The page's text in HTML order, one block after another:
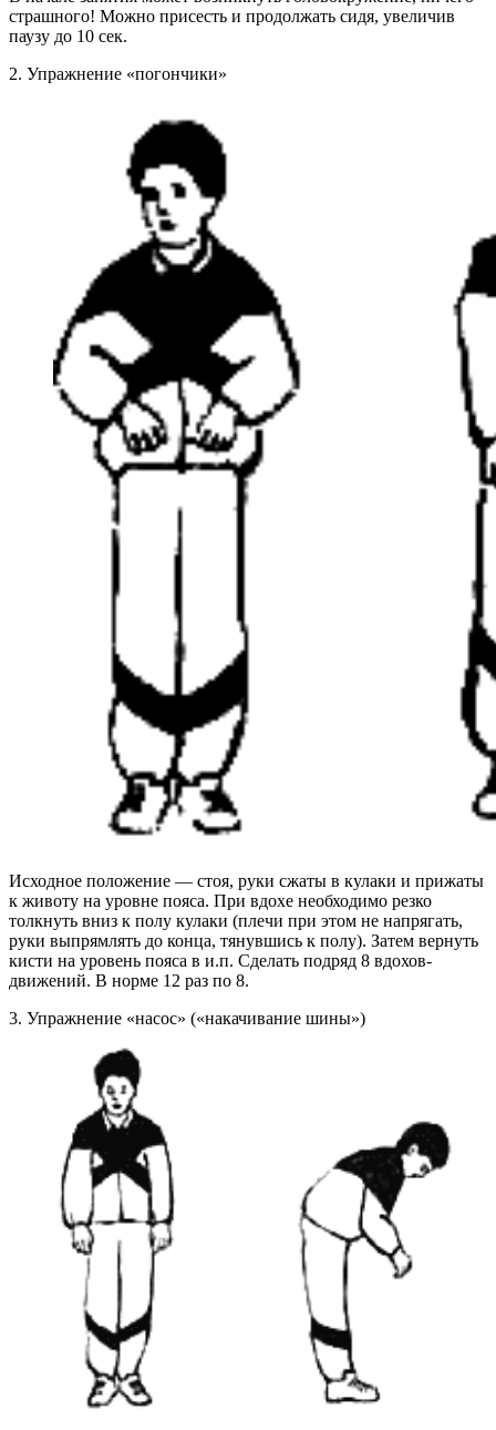
страшного! Можно присесть и продолжать сидя, увеличив
паузу до 10 сек.
2. Упражнение «погончики»
Исходное положение — стоя, руки сжаты в кулаки и прижаты
к животу на уровне пояса. При вдохе необходимо резко
толкнуть вниз к полу кулаки (плечи при этом не напрягать,
руки выпрямлять до конца, тянувшись к полу). Затем вернуть
кисти на уровень пояса в и.п. Сделать подряд 8 вдохов-
движений. В норме 12 раз по 8.
3. Упражнение «насос» («накачивание шины»)